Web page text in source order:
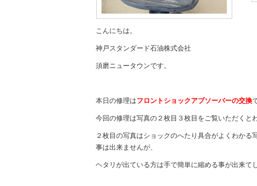
こんにちは。
神戸スタンダード石油株式会社
須磨ニュータウンです。
本日の修理はフロントショックアブソーバーの交換
今回の修理は写真の２枚目３枚目をご覧いただくと
２枚目の写真はショックのへたり具合がよくわかる
事は出来ませんが、
ヘタリが出ている方は手で簡単に縮める事が出来て